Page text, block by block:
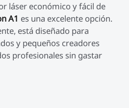
láser económico y fácil de
A1 es una excelente opción.
está diseñado para
y pequeños creadores
profesionales sin gastar